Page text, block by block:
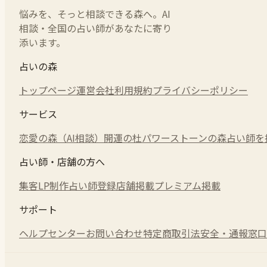
悩みを、そっと相談できる森へ。AI
相談・全国の占い師があなたに寄り
添います。
占いの森
トップページ運営会社利用規約プライバシーポリシー
サービス
恋愛の森（AI相談） 開運の杜パワーストーンの森占い師
占い師・店舗の方へ
集客LP制作占い師登録店舗掲載プレミアム掲載
サポート
ヘルプセンターお問い合わせ特定商取引法安全・通報窓口